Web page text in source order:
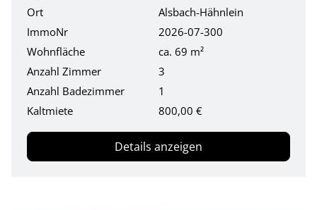
Ort
Alsbach-Hähnlein
ImmoNr
2026-07-300
Wohnfläche
ca. 69 m²
Anzahl Zimmer
3
Anzahl Badezimmer
1
Kaltmiete
800,00 €
Details anzeigen